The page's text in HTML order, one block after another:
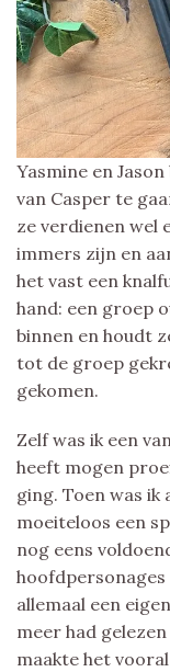
Yasmine en
van Casper te
ze verdienen wel
immers zijn en
het vast een
hand: een groep
binnen en houdt
tot de groep
gekomen.
Zelf was ik een
heeft mogen
ging. Toen was ik
moeiteloos een
nog eens
allemaal een
meer had
maakte het